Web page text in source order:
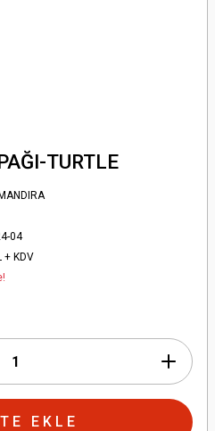
TURTLE
04
+ KDV
EKLE